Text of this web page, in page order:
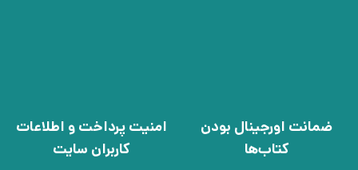
ضمانت اورجینال بودن
کتاب‌ها
امنیت پرداخت و اطلاعات
کاربران سایت